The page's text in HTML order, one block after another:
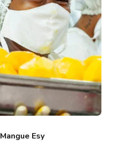
Mangue Esy